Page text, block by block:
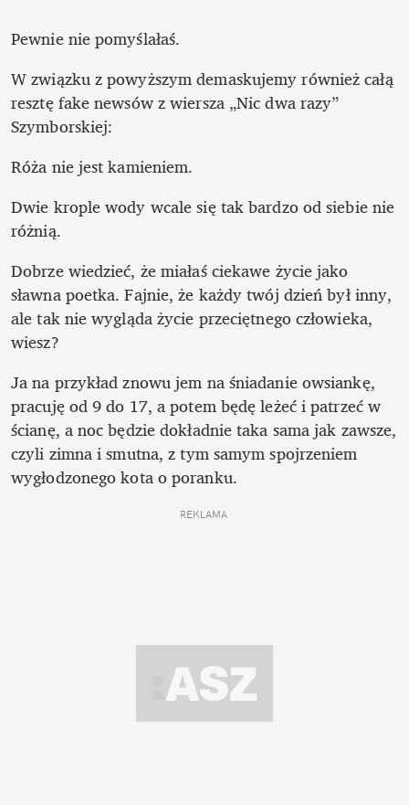
W związku z powyższym demaskujemy również całą
resztę fake newsów z wiersza „Nic dwa razy”
Szymborskiej:
Róża nie jest kamieniem.
Dwie krople wody wcale się tak bardzo od siebie nie
różnią.
Dobrze wiedzieć, że miałaś ciekawe życie jako
sławna poetka. Fajnie, że każdy twój dzień był inny,
ale tak nie wygląda życie przeciętnego człowieka,
wiesz?
Ja na przykład znowu jem na śniadanie owsiankę,
pracuję od 9 do 17, a potem będę leżeć i patrzeć w
ścianę, a noc będzie dokładnie taka sama jak zawsze,
czyli zimna i smutna, z tym samym spojrzeniem
wygłodzonego kota o poranku.
REKLAMA